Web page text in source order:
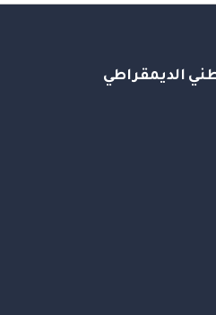
الديمقراطي